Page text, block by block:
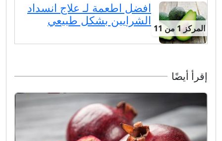
المركز 1 من 11
افضل اطعمة لـ علاج انسداد
الشرايين بشكل طبيعي
إقرأ أيضًا